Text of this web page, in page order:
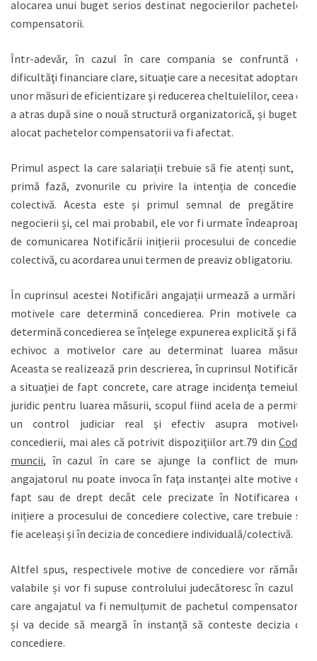
alocarea unui buget serios destinat negocierilor pachetelor
compensatorii.
Într-adevăr, în cazul în care compania se confruntă cu
dificultăţi financiare clare, situaţie care a necesitat adoptarea
unor măsuri de eficientizare şi reducerea cheltuielilor, ceea ce
a atras după sine o nouă structură organizatorică, și bugetul
alocat pachetelor compensatorii va fi afectat.
Primul aspect la care salariații trebuie să fie atenți sunt, în
primă fază, zvonurile cu privire la intenția de concediere
colectivă. Acesta este și primul semnal de pregătire a
negocierii și, cel mai probabil, ele vor fi urmate îndeaproape
de comunicarea Notificării inițierii procesului de concediere
colectivă, cu acordarea unui termen de preaviz obligatoriu.
În cuprinsul acestei Notificări angajații urmează a urmări și
motivele care determină concedierea. Prin motivele care
determină concedierea se înţelege expunerea explicită şi fără
echivoc a motivelor care au determinat luarea măsurii.
Aceasta se realizează prin descrierea, în cuprinsul Notificării,
a situaţiei de fapt concrete, care atrage incidenţa temeiului
juridic pentru luarea măsurii, scopul fiind acela de a permite
un control judiciar real şi efectiv asupra motivelor
concedierii, mai ales că potrivit dispoziţiilor art.79 din Codul
muncii, în cazul în care se ajunge la conflict de muncă
angajatorul nu poate invoca în faţa instanţei alte motive de
fapt sau de drept decât cele precizate în Notificarea de
inițiere a procesului de concediere colective, care trebuie să
fie aceleași și în decizia de concediere individuală/colectivă.
Altfel spus, respectivele motive de concediere vor rămâne
valabile și vor fi supuse controlului judecătoresc în cazul în
care angajatul va fi nemulțumit de pachetul compensatoriu
și va decide să meargă în instanță să conteste decizia de
concediere.